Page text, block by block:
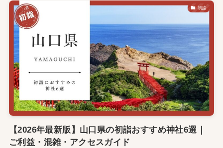
初詣
【2026年最新版】山口県の初詣おすすめ神社6選｜
ご利益・混雑・アクセスガイド